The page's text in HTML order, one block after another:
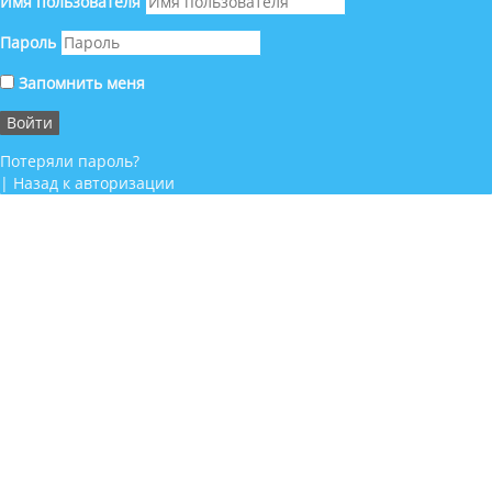
Пароль
Запомнить меня
Потеряли пароль?
| Назад к авторизации